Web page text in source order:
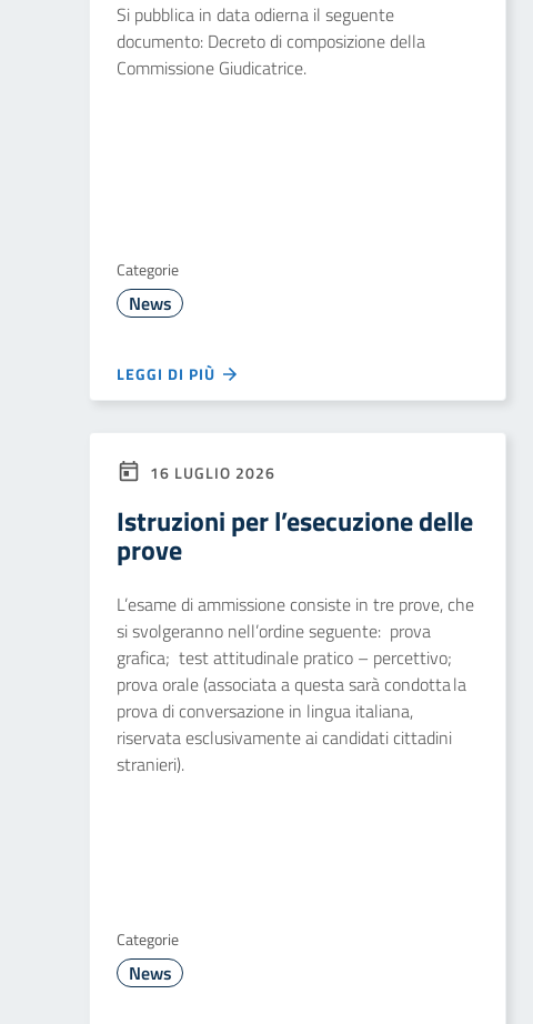
Si pubblica in data odierna il seguente
documento: Decreto di composizione della
Commissione Giudicatrice.
Categorie
News
LEGGI DI PIÙ
16 LUGLIO 2026
Istruzioni per l’esecuzione delle
prove
L’esame di ammissione consiste in tre prove, che
si svolgeranno nell’ordine seguente: prova
grafica; test attitudinale pratico – percettivo;
prova orale (associata a questa sarà condotta la
prova di conversazione in lingua italiana,
riservata esclusivamente ai candidati cittadini
stranieri).
Categorie
News